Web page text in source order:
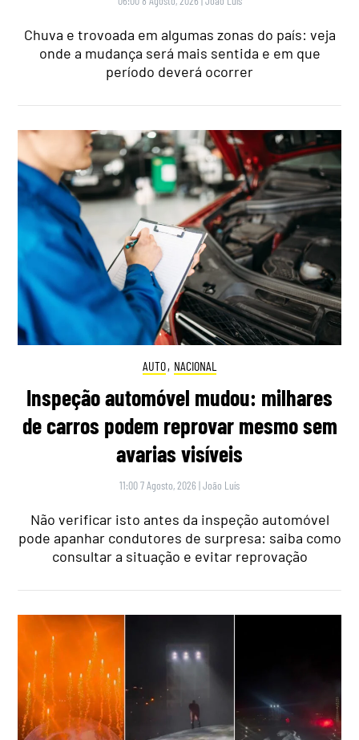
Chuva e trovoada em algumas zonas do país: veja
onde a mudança será mais sentida e em que
período deverá ocorrer
AUTO, NACIONAL
Inspeção automóvel mudou: milhares
de carros podem reprovar mesmo sem
avarias visíveis
11:00 7 Agosto, 2026 |João Luís
Não verificar isto antes da inspeção automóvel
pode apanhar condutores de surpresa: saiba como
consultar a situação e evitar reprovação